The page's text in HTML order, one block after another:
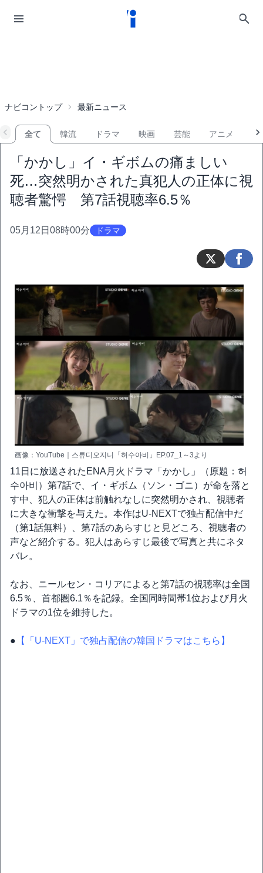
ナビコントップ 最新ニュース
全て 韓流 ドラマ 映画 芸能 アニメ
「かかし」イ・ギボムの痛ましい
死…突然明かされた真犯人の正体に視
聴者驚愕 第7話視聴率6.5％
05月12日08時00分 ドラマ
画像：YouTube｜스튜디오지니「허수아비」EP.07_1～3より
11日に放送されたENA月火ドラマ「かかし」（原題：허
수아비）第7話で、イ・ギボム（ソン・ゴニ）が命を落と
す中、犯人の正体は前触れなしに突然明かされ、視聴者
に大きな衝撃を与えた。本作はU-NEXTで独占配信中だ
（第1話無料）、第7話のあらすじと見どころ、視聴者の
声など紹介する。犯人はあらすじ最後で写真と共にネタ
バレ。
なお、ニールセン・コリアによると第7話の視聴率は全国
6.5％、首都圏6.1％を記録。全国同時間帯1位および月火
ドラマの1位を維持した。
● 【「U-NEXT」で独占配信の韓国ドラマはこちら】